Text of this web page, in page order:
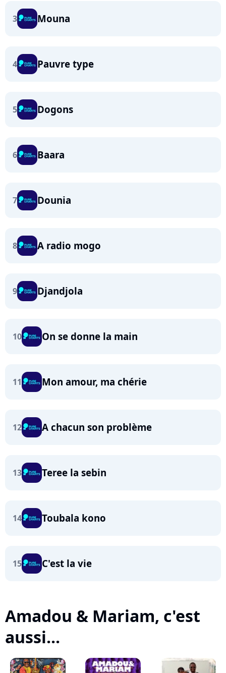
3 Mouna
4 Pauvre type
5 Dogons
6 Baara
7 Dounia
8 A radio mogo
9 Djandjola
10 On se donne la main
11 Mon amour, ma chérie
12 A chacun son problème
13 Teree la sebin
14 Toubala kono
15 C'est la vie
Amadou & Mariam, c'est
aussi...